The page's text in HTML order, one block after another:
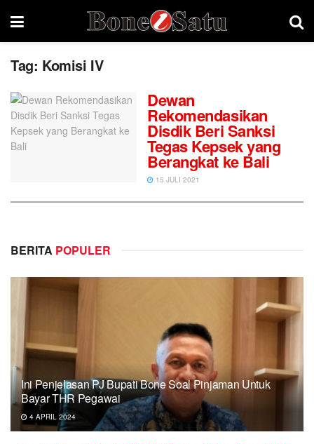
Tag: Komisi IV
Dewan
Rekomendasikan
Disdik Beri Sanksi
Tegas Kepsek yang
Berangkat ke Bali
15 JULI 2021
BERITA POPULER
Ini Penjelasan PJ Bupati Bone Soal Pinjaman Untuk
Bayar THR Pegawai
4 APRIL 2024